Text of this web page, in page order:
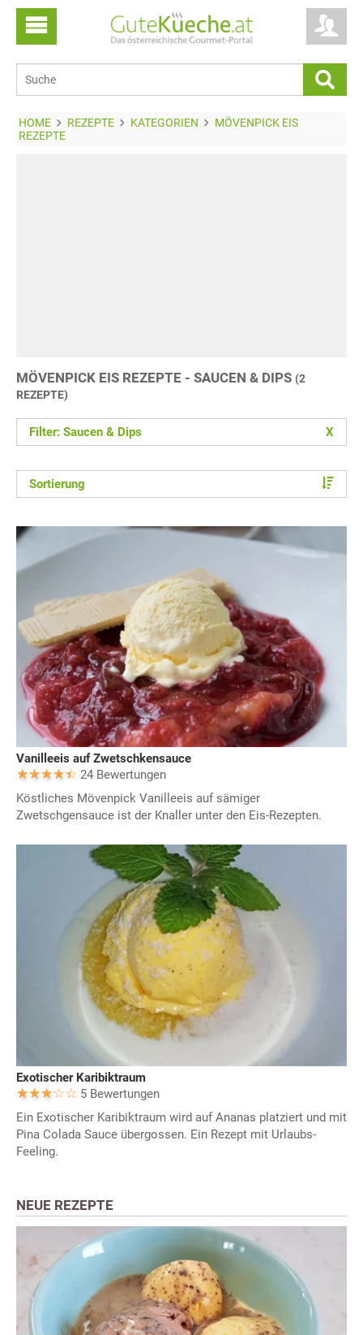
HOME REZEPTE KATEGORIEN
MÖVENPICK EIS
REZEPTE
MÖVENPICK EIS REZEPTE - SAUCEN & DIPS (2
REZEPTE)
Filter: Saucen & Dips X
Sortierung
Vanilleeis auf Zwetschkensauce
24 Bewertungen
Köstliches Mövenpick Vanilleeis auf sämiger
Zwetschgensauce ist der Knaller unter den Eis-Rezepten.
Exotischer Karibiktraum
5 Bewertungen
Ein Exotischer Karibiktraum wird auf Ananas platziert und mit
Pina Colada Sauce übergossen. Ein Rezept mit Urlaubs-
Feeling.
NEUE REZEPTE